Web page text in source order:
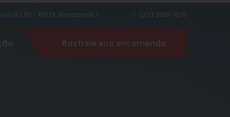
RJ 116 - KM 13, Itaocara/RJ (22) 2018-1079
Rastreie sua encomenda